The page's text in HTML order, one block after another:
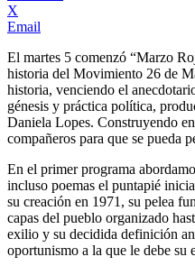
X
Email
El martes 5 comenzó “Marzo
historia del Movimiento 26 de
historia, venciendo el
génesis y práctica política,
Daniela Lopes. Construyendo
compañeros para que se pueda
En el primer programa
incluso poemas el puntapié
su creación en 1971, su pelea
capas del pueblo organizado
exilio y su decidida definición
oportunismo a la que le debe su